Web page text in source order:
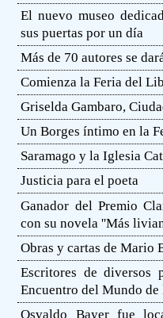
El nuevo museo
sus puertas por un día
Más de 70 autores se
Comienza la Feria del
Griselda Gambaro,
Un Borges íntimo en la
Saramago y la Iglesia
Justicia para el poeta
Ganador del Premio
con su novela ''Más
Obras y cartas de Mario
Escritores de diversos
Encuentro del Mundo de
Osvaldo Bayer fue